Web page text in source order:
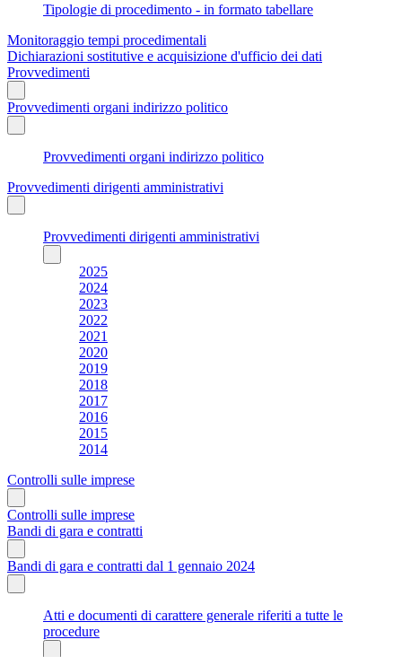
Tipologie di procedimento - in formato tabellare
Monitoraggio tempi procedimentali
Dichiarazioni sostitutive e acquisizione d'ufficio dei dati
Provvedimenti
Provvedimenti organi indirizzo politico
Provvedimenti organi indirizzo politico
Provvedimenti dirigenti amministrativi
Provvedimenti dirigenti amministrativi
2025
2024
2023
2022
2021
2020
2019
2018
2017
2016
2015
2014
Controlli sulle imprese
Controlli sulle imprese
Bandi di gara e contratti
Bandi di gara e contratti dal 1 gennaio 2024
Atti e documenti di carattere generale riferiti a tutte le
procedure